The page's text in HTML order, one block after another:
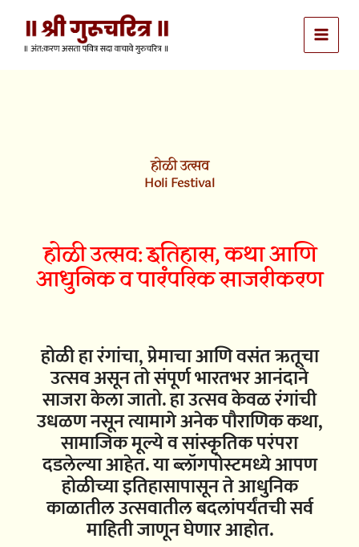
content
होळी उत्सव
Holi Festival
होळी उत्सव: इतिहास, कथा आणि
आधुनिक व पारंपरिक साजरीकरण
होळी हा रंगांचा, प्रेमाचा आणि वसंत ऋतूचा
उत्सव असून तो संपूर्ण भारतभर आनंदाने
साजरा केला जातो. हा उत्सव केवळ रंगांची
उधळण नसून त्यामागे अनेक पौराणिक कथा,
सामाजिक मूल्ये व सांस्कृतिक परंपरा
दडलेल्या आहेत. या ब्लॉगपोस्टमध्ये आपण
होळीच्या इतिहासापासून ते आधुनिक
काळातील उत्सवातील बदलांपर्यंतची सर्व
माहिती जाणून घेणार आहोत.